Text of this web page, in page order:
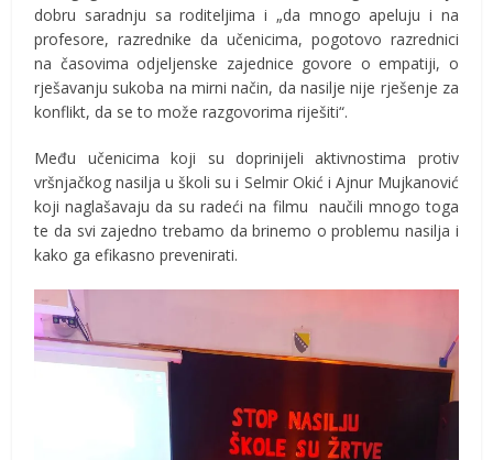
dobru saradnju sa roditeljima i „da mnogo apeluju i na
profesore, razrednike da učenicima, pogotovo razrednici
na časovima odjeljenske zajednice govore o empatiji, o
rješavanju sukoba na mirni način, da nasilje nije rješenje za
konflikt, da se to može razgovorima riješiti“.
Među učenicima koji su doprinijeli aktivnostima protiv
vršnjačkog nasilja u školi su i Selmir Okić i Ajnur Mujkanović
koji naglašavaju da su radeći na filmu naučili mnogo toga
te da svi zajedno trebamo da brinemo o problemu nasilja i
kako ga efikasno prevenirati.